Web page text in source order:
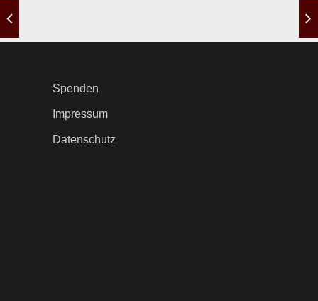
Spenden
Impressum
Datenschutz
.